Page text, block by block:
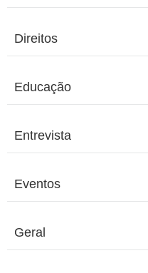
Direitos
Educação
Entrevista
Eventos
Geral